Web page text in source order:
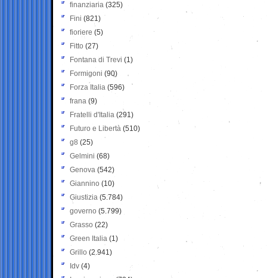
finanziaria (325)
Fini (821)
fioriere (5)
Fitto (27)
Fontana di Trevi (1)
Formigoni (90)
Forza Italia (596)
frana (9)
Fratelli d'Italia (291)
Futuro e Libertà (510)
g8 (25)
Gelmini (68)
Genova (542)
Giannino (10)
Giustizia (5.784)
governo (5.799)
Grasso (22)
Green Italia (1)
Grillo (2.941)
Idv (4)